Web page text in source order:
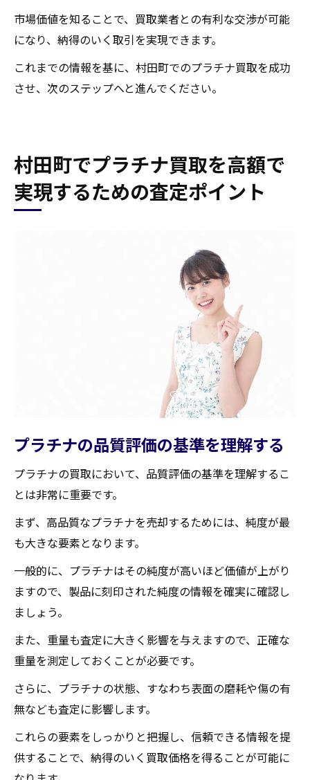
市場価値を知ることで、買取業者との有利な交渉が可能
になり、納得のいく取引を実現できます。
これまでの情報を基に、村田町でのプラチナ買取を成功
させ、次のステップへと進んでください。
村田町でプラチナ買取を高額で
実現するための査定ポイント
プラチナの品質評価の基準を理解する
プラチナの買取において、品質評価の基準を理解するこ
とは非常に重要です。
まず、高品質なプラチナを売却するためには、純度が最
も大きな要素となります。
一般的に、プラチナはその純度が高いほど価値が上がり
ますので、製品に刻印された純度の情報を確実に確認し
ましょう。
また、重量も査定に大きく影響を与えますので、正確な
重量を測定しておくことが必要です。
さらに、プラチナの状態、すなわち表面の磨耗や傷の有
無なども査定に影響します。
これらの要素をしっかりと把握し、信頼できる情報を提
供することで、納得のいく買取価格を得ることが可能に